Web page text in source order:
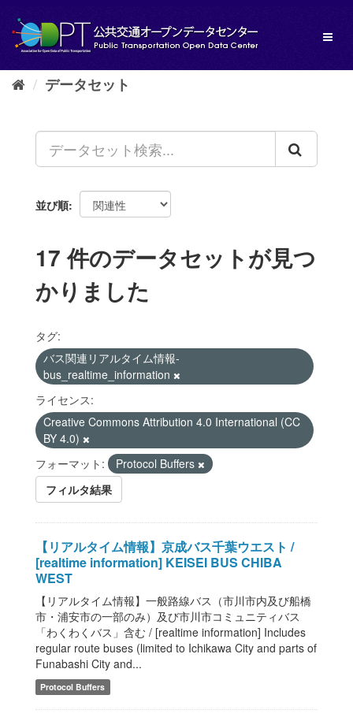
し
データセット
並び順
17 件のデータセットが見つ
かりました
タグ:
バス関連リアルタイム情報-
bus_realtime_information
ライセンス:
Creative Commons Attribution 4.0 International (CC
BY 4.0)
フォーマット:
Protocol Buffers
フィルタ結果
【リアルタイム情報】京成バス千葉ウエスト /
[realtime information] KEISEI BUS CHIBA
WEST
【リアルタイム情報】一般路線バス（市川市内及び船橋
市・浦安市の一部のみ）及び市川市コミュニティバス
「わくわくバス」含む / [realtime information] Includes
regular route buses (limited to Ichikawa City and parts of
Funabashi City and...
Protocol Buffers